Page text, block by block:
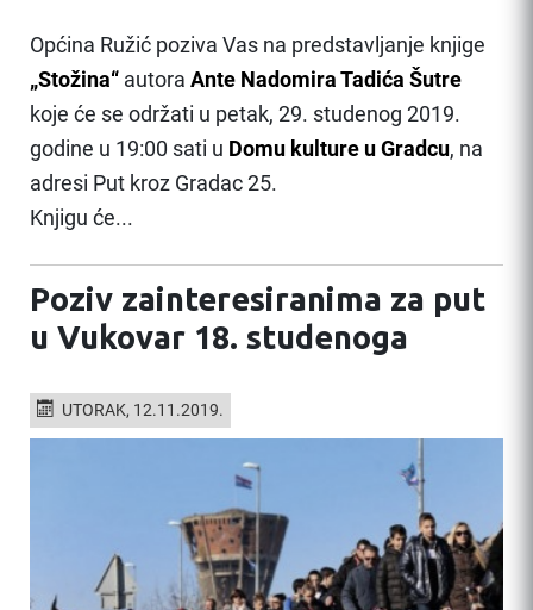
Općina Ružić poziva Vas na predstavljanje knjige
„Stožina“ autora Ante Nadomira Tadića Šutre
koje će se održati u petak, 29. studenog 2019.
godine u 19:00 sati u Domu kulture u Gradcu, na
adresi Put kroz Gradac 25.
Knjigu će...
Poziv zainteresiranima za put
u Vukovar 18. studenoga
UTORAK, 12.11.2019.